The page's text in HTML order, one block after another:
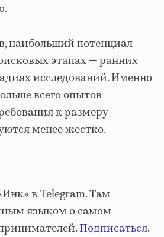
наибольший потенциал
этапах — ранних
исследований. Именно
всего опытов
к размеру
менее жестко.
в Telegram. Там
языком о самом
Подписаться.